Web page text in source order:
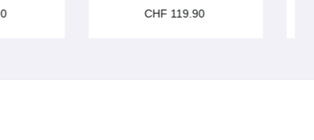
CHF 119.90